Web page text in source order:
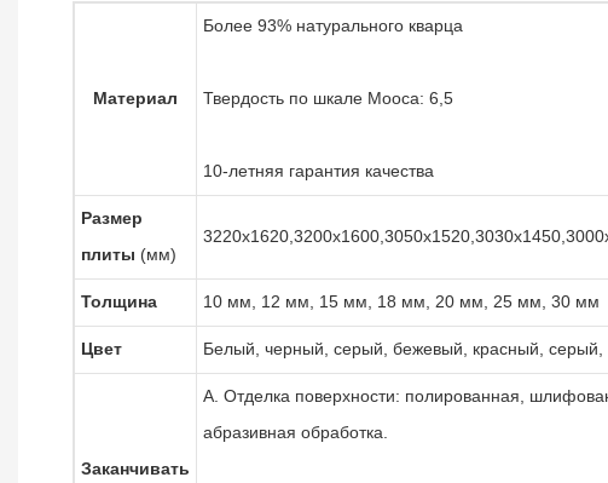
Материал
Более 93% натурального кварца
Твердость по шкале Мооса: 6,5
10-летняя гарантия качества
Размер
плиты (мм)
Толщина 10 мм, 12 мм, 15 мм, 18 мм, 20 мм, 25 мм, 30 мм
Цвет Белый, черный, серый, бежевый, красный, серый,
Заканчивать
А. Отделка поверхности: полированная,
абразивная обработка.